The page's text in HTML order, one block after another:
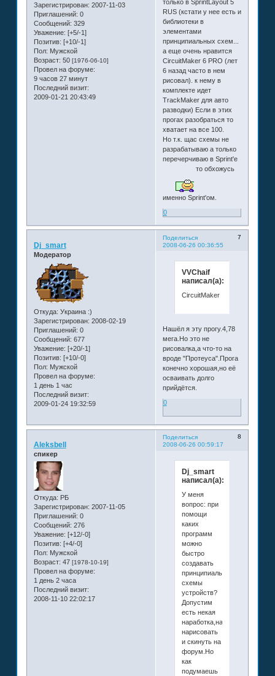
Зарегистрирован: 2007-11-03
Приглашений: 0
Сообщений: 329
Уважение: [+5/-1]
Позитив: [+10/-1]
Пол: Мужской
Возраст: 50 [1976-06-10]
Провел на форуме:
9 часов 27 минут
Последний визит:
2009-01-21 20:43:49
только в SprintLayout 5
RUS (кстати у нее есть и
библиотеки в
элементами
принципиальных схем...
а еще очень нравится
CircuitMaker 6 PRO (лет
6 назад часто в нем
рисовал). к нему в
комплекте идет
TrackMaker для авто
разводки) Если в этих
прогах разобраться то
хватает на все 100.
Но т.к. щас схемы не
разрабатываю а только
перечерчиваю в Sprint'e
то обхожусь
именно Sprint'ом.
0
Поделиться
7
2008-06-26 00:36:55
Dj_smart
Модератор
Откуда: Украина :)
Зарегистрирован: 2008-02-19
Приглашений: 0
Сообщений: 677
Уважение: [+20/-1]
Позитив: [+10/-0]
Пол: Мужской
Провел на форуме:
1 день 1 час
Последний визит:
2009-01-24 19:32:59
VVChaif
написал(а):
CircuitMaker
Нашёл я эту прогу.4,78
мега.Но это не
рисовалка,а что-то на
вроде "Протеуса".Прога
конечно хорошая,но её
осваивать долго
прийдётся.
0
Поделиться
8
2008-06-26 00:59:17
Aleksbell
спикер
Откуда: РБ
Зарегистрирован: 2007-11-05
Приглашений: 0
Сообщений: 276
Уважение: [+12/-0]
Позитив: [+4/-0]
Пол: Мужской
Возраст: 47 [1978-10-19]
Провел на форуме:
1 день 2 часа
Последний визит:
2008-11-10 22:02:17
Dj_smart
написал(а):
У меня
вопрос: при
помощи
каких
программ
можно
быстро
создавать
принципиальные
схемы
устройств?
Допустим
есть некая
наработка,надо
нарисовать
и скинуть на
форум.Но
как
подумаешь